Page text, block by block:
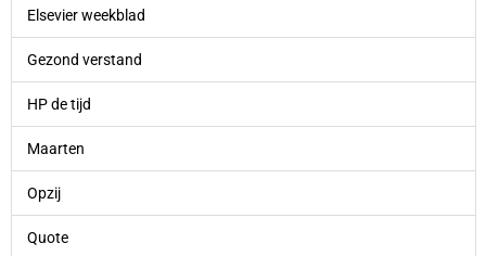
Elsevier weekblad
Gezond verstand
HP de tijd
Maarten
Opzij
Quote